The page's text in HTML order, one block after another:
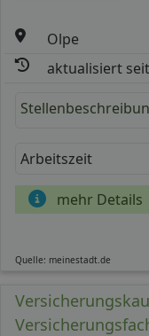
Olpe
aktualisiert
Arbeitszeit
mehr Details
Quelle: meinestadt.de